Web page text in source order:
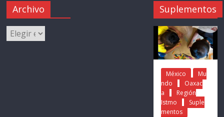
Archivo Suplementos
México
Mu
ndo
Oaxac
a
Región
Istmo
Suple
mentos